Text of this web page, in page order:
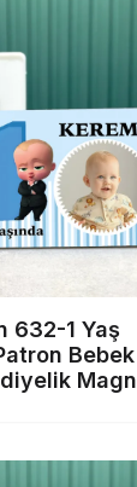
632-1 Yaş
Bebek